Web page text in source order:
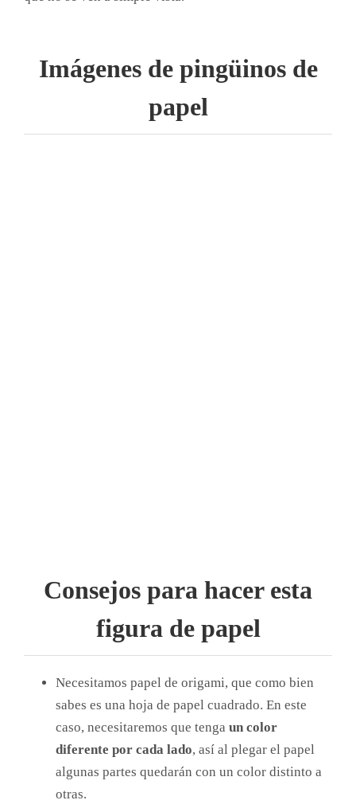
Imágenes de pingüinos de
papel
Consejos para hacer esta
figura de papel
Necesitamos papel de origami, que como bien
sabes es una hoja de papel cuadrado. En este
caso, necesitaremos que tenga un color
diferente por cada lado, así al plegar el papel
algunas partes quedarán con un color distinto a
otras.